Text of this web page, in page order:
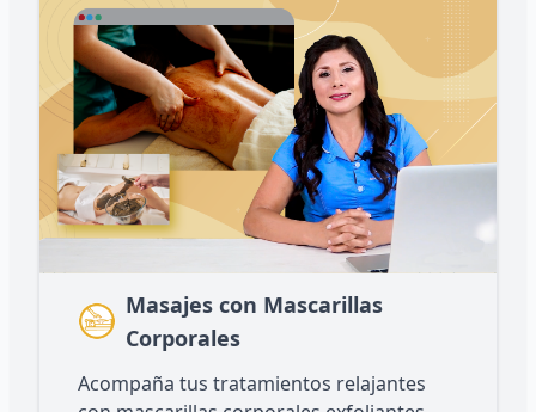
Masajes con Mascarillas
Corporales
Acompaña tus tratamientos relajantes